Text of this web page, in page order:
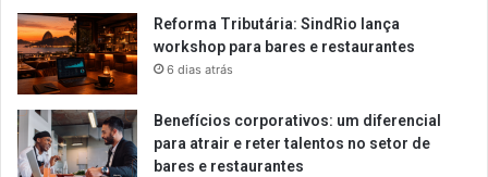
Reforma Tributária: SindRio lança
workshop para bares e restaurantes
6 dias atrás
Benefícios corporativos: um diferencial
para atrair e reter talentos no setor de
bares e restaurantes